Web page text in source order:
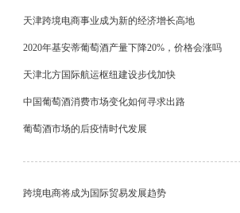
天津跨境电商事业成为新的经济增长高地
2020年基安蒂葡萄酒产量下降20%，价格会涨吗
天津北方国际航运枢纽建设步伐加快
中国葡萄酒消费市场变化如何寻求出路
葡萄酒市场的后疫情时代发展
跨境电商将成为国际贸易发展趋势